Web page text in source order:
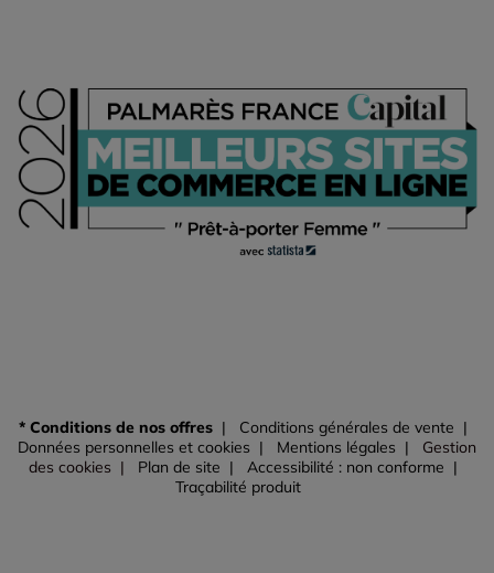
* Conditions de nos offres
Conditions générales de vente
Données personnelles et cookies
Mentions légales
Gestion
des cookies
Plan de site
Accessibilité : non conforme
Traçabilité produit